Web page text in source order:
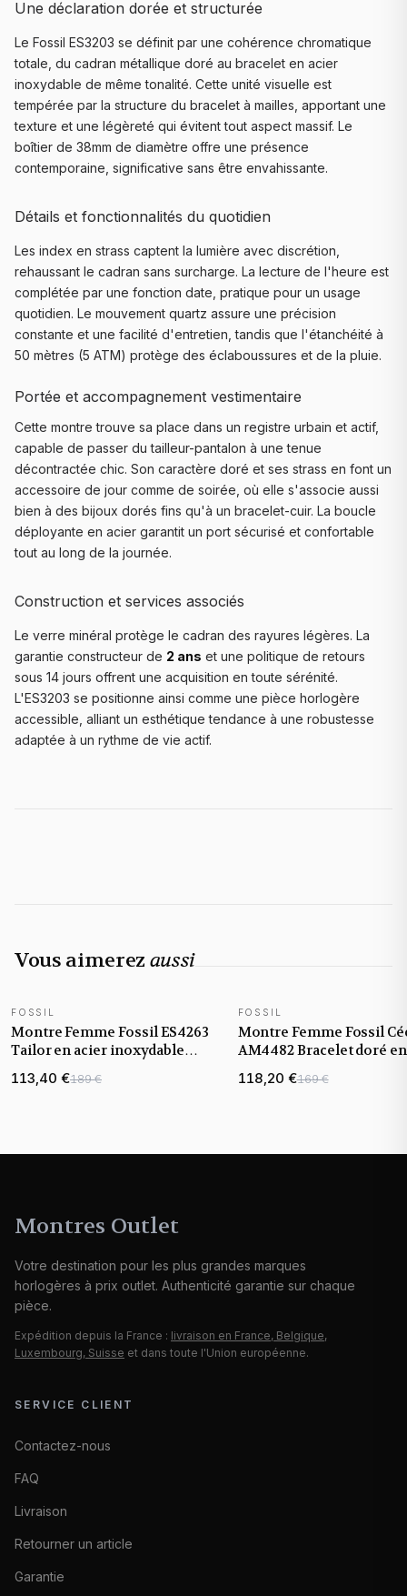
Une déclaration dorée et structurée
Le Fossil ES3203 se définit par une cohérence chromatique
totale, du cadran métallique doré au bracelet en acier
inoxydable de même tonalité. Cette unité visuelle est
tempérée par la structure du bracelet à mailles, apportant une
texture et une légèreté qui évitent tout aspect massif. Le
boîtier de 38mm de diamètre offre une présence
contemporaine, significative sans être envahissante.
Détails et fonctionnalités du quotidien
Les index en strass captent la lumière avec discrétion,
rehaussant le cadran sans surcharge. La lecture de l'heure est
complétée par une fonction date, pratique pour un usage
quotidien. Le mouvement quartz assure une précision
constante et une facilité d'entretien, tandis que l'étanchéité à
50 mètres (5 ATM) protège des éclaboussures et de la pluie.
Portée et accompagnement vestimentaire
Cette montre trouve sa place dans un registre urbain et actif,
capable de passer du tailleur-pantalon à une tenue
décontractée chic. Son caractère doré et ses strass en font un
accessoire de jour comme de soirée, où elle s'associe aussi
bien à des bijoux dorés fins qu'à un bracelet-cuir. La boucle
déployante en acier garantit un port sécurisé et confortable
tout au long de la journée.
Construction et services associés
Le verre minéral protège le cadran des rayures légères. La
garantie constructeur de 2 ans et une politique de retours
sous 14 jours offrent une acquisition en toute sérénité.
L'ES3203 se positionne ainsi comme une pièce horlogère
accessible, alliant un esthétique tendance à une robustesse
adaptée à un rythme de vie actif.
Vous aimerez aussi
FOSSIL
Montre Femme Fossil ES4263
Tailor en acier inoxydable
doré jaune et cadran blanc
113,40 €189 €
FOSSIL
Montre Femme Fossil
AM4482 Bracelet doré en
acier inoxydable
118,20 €169 €
Montres Outlet
Votre destination pour les plus grandes marques
horlogères à prix outlet. Authenticité garantie sur chaque
pièce.
Expédition depuis la France : livraison en France, Belgique,
Luxembourg, Suisse et dans toute l'Union européenne.
SERVICE CLIENT
Contactez-nous
FAQ
Livraison
Retourner un article
Garantie